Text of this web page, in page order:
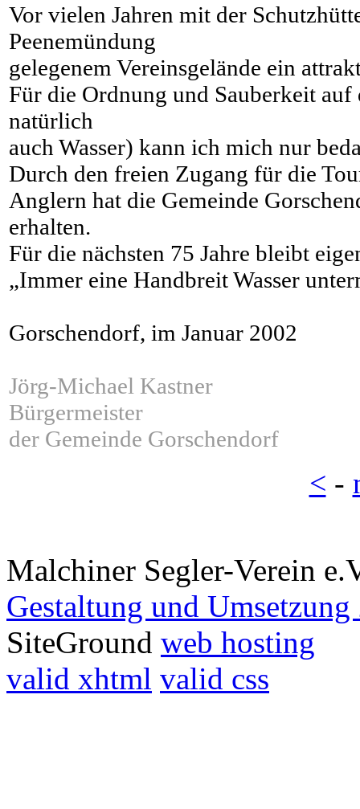
Vor vielen Jahren mit der
Peenemündung
gelegenem Vereinsgelände ein
Für die Ordnung und Sauberkeit
natürlich
auch Wasser) kann ich mich nur
Durch den freien Zugang für die
Anglern hat die Gemeinde
erhalten.
Für die nächsten 75 Jahre bleibt
„Immer eine Handbreit Wasser
Gorschendorf, im Januar 2002
Jörg-Michael Kastner
Bürgermeister
der Gemeinde Gorschendorf
< -
Malchiner Segler-Verein
Gestaltung und Umsetzung
SiteGround web hosting
valid xhtml valid css